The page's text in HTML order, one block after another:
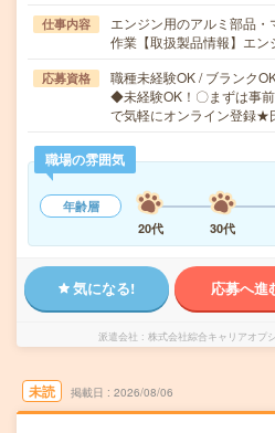
仕事内容
エンジン用のアルミ部品
作業【取扱製品情報】エ
応募資格
職種未経験OK / ブランク
◆未経験OK！〇まずは事
で気軽にオンライン登録
職場の雰囲気
年齢層
20代
30代
気になる! 応募へ進
派遣会社 株式会社綜合キャリアオプ
未読 掲載日 2026/08/06